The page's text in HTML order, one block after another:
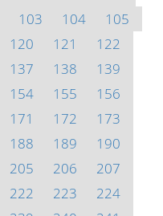
103 104
105
120 121
122
137 138
139
154 155
156
171 172
173
188 189
190
205 206
207
222 223
224